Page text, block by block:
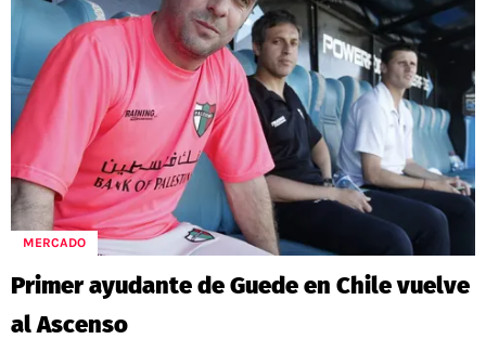
MERCADO
Primer ayudante de Guede en Chile vuelve
al Ascenso